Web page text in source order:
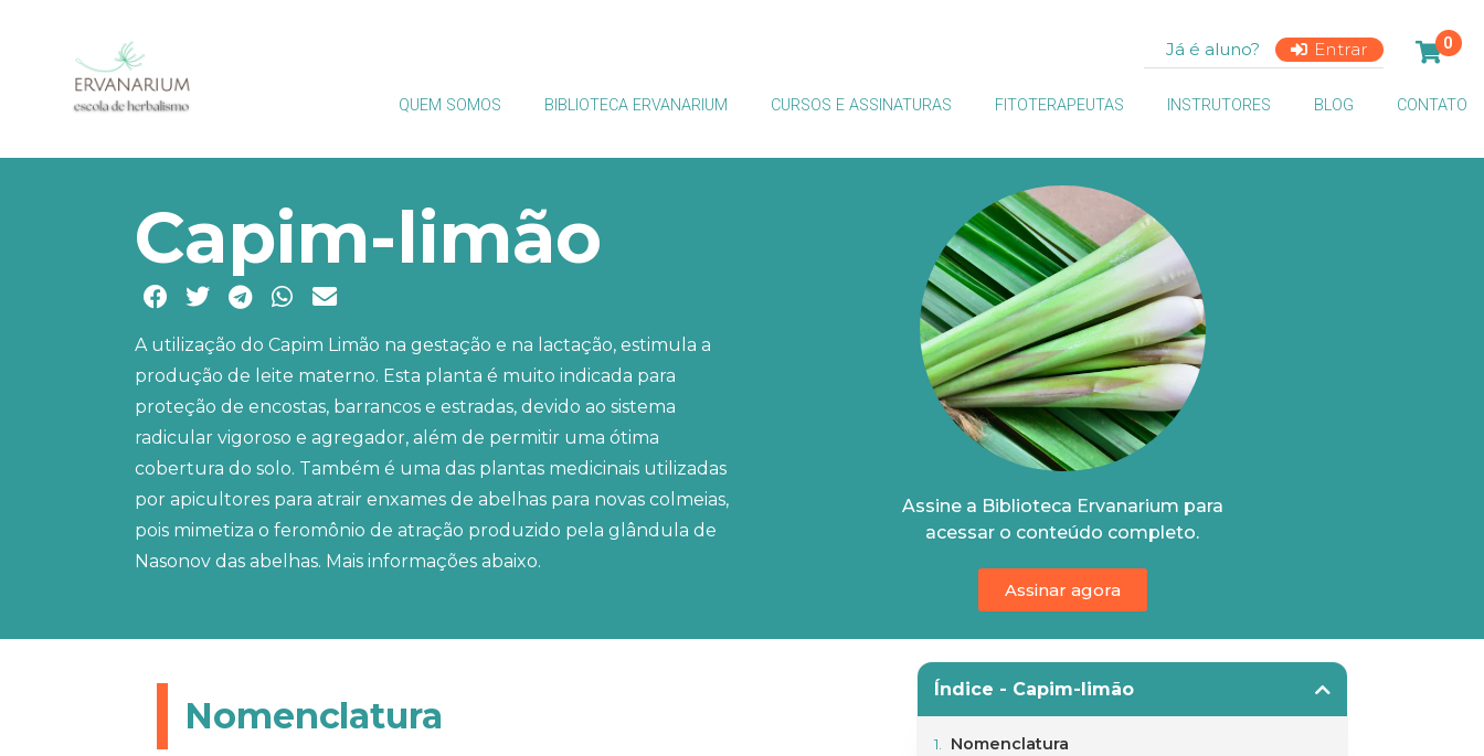
Já é aluno? Entrar 0
QUEM SOMOS BIBLIOTECA ERVANARIUM CURSOS E ASSINATURAS FITOTERAPEUTAS INSTRUTORES BLOG CONTATO
Capim-limão
A utilização do Capim Limão na gestação e na lactação, estimula a
produção de leite materno. Esta planta é muito indicada para
proteção de encostas, barrancos e estradas, devido ao sistema
radicular vigoroso e agregador, além de permitir uma ótima
cobertura do solo. Também é uma das plantas medicinais utilizadas
por apicultores para atrair enxames de abelhas para novas colmeias,
pois mimetiza o feromônio de atração produzido pela glândula de
Nasonov das abelhas. Mais informações abaixo.
Assine a Biblioteca Ervanarium para
acessar o conteúdo completo.
Assinar agora
Nomenclatura
Índice - Capim-limão
Nomenclatura